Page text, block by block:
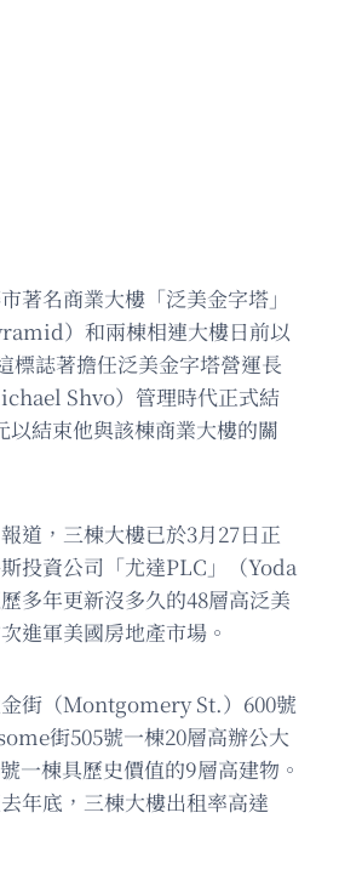
著名商業大樓「泛美金字塔」
）和兩棟相連大樓日前以
標誌著擔任泛美金字塔營運長
Shvo）管理時代正式結
以結束他與該棟商業大樓的關
道，三棟大樓已於3月27日正
投資公司「尤達PLC」（Yoda
多年更新沒多久的48層高泛美
進軍美國房地產市場。
街（Montgomery St.）600號
街505號一棟20層高辦公大
一棟具歷史價值的9層高建物。
年底，三棟大樓出租率高達